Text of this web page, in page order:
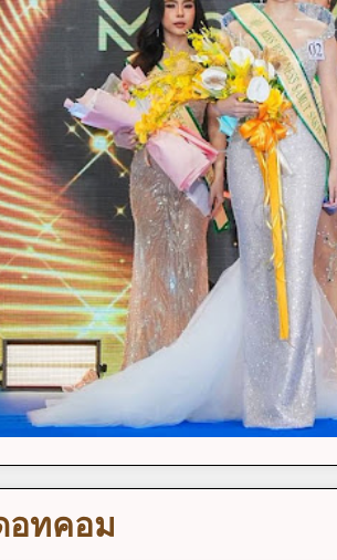
อทคอม